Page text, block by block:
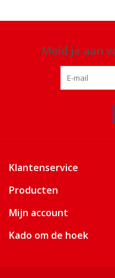
Meld je aan
Klantenservice
Producten
Mijn account
Kado om de hoek